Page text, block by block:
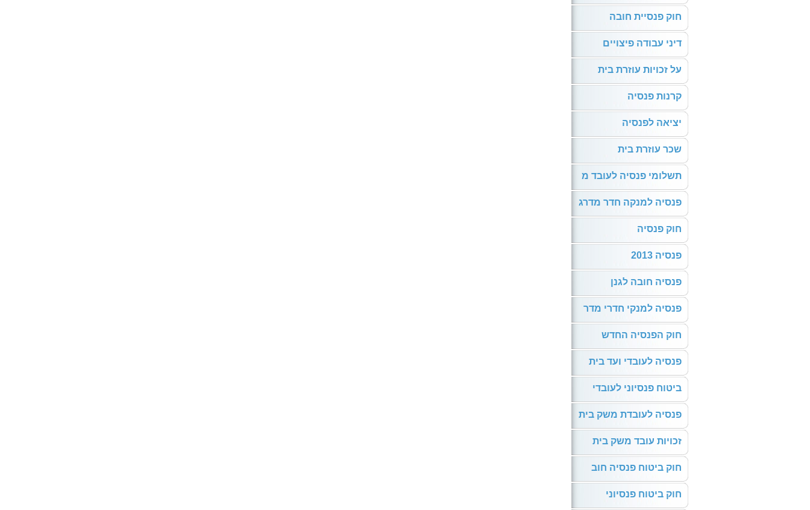
חוק פנסיית חובה
דיני עבודה פיצויים
על זכויות עוזרת בית
קרנות פנסיה
יציאה לפנסיה
שכר עוזרת בית
תשלומי פנסיה לעובד מ
פנסיה למנקה חדר מדרג
חוק פנסיה
פנסיה 2013
פנסיה חובה לגנן
פנסיה למנקי חדרי מדר
חוק הפנסיה החדש
פנסיה לעובדי ועד בית
ביטוח פנסיוני לעובדי
פנסיה לעובדת משק בית
זכויות עובד משק בית
חוק ביטוח פנסיה חוב
חוק ביטוח פנסיוני